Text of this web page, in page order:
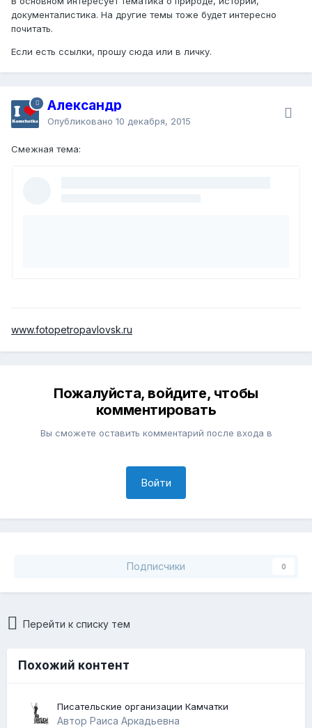
документалистика. На другие темы тоже будет интересно
почитать.
Если есть ссылки, прошу сюда или в личку.
Александр
Опубликовано 10 декабря, 2015
Смежная тема:
www.fotopetropavlovsk.ru
Пожалуйста, войдите, чтобы
комментировать
Вы сможете оставить комментарий после входа в
Войти
Подписчики 0
Перейти к списку тем
Похожий контент
Писательские организации Камчатки
Автор Раиса Аркадьевна